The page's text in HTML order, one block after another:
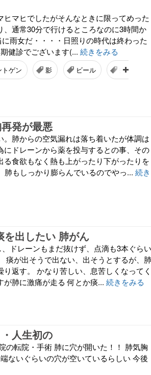
マヒでしたがそんなときに限ってめった
通常30分で行けるところなのに3時間か
雨女だ・・・・日照りの時代は終わった
健診でございます(... 続きをみる
トゲン 影 ビール 癌治療
発が最悪
肺からの空気漏れは落ち着いたが体調は
ドレーンから薬を投与するとの事、その
食欲もなく熱も上がったり下がったりを
もしっかり膨らんでいるのでやっ... 続き
を出したい 肺がん
ドレーンもまだ抜けず、点滴も3本ぐらい
痰が出そうで出ない、出そうとするが、肺
返す。 かなり苦しい、息苦しくなってく
肺に激痛が走る 何とか痰... 続きをみる
人生初の
の転院・手術 肺に穴が開いた！！ 肺気胸
ないぐらいの穴が空いているらしい 今後